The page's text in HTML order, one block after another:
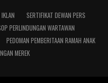
SERTIFIKAT DEWAN PERS
PERLINDUNGAN WARTAWAN
PEDOMAN PEMBERITAAN RAMAH ANAK
MEREK